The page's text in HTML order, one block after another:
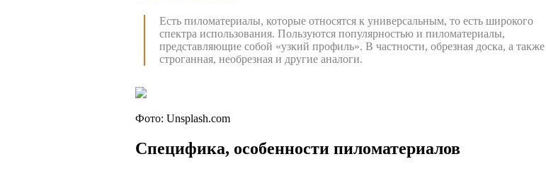
Есть пиломатериалы, которые относятся к универсальным, то есть широкого
спектра использования. Пользуются популярностью и пиломатериалы,
представляющие собой «узкий профиль». В частности, обрезная доска, а также
строганная, необрезная и другие аналоги.
Фото: Unsplash.com
Специфика, особенности пиломатериалов